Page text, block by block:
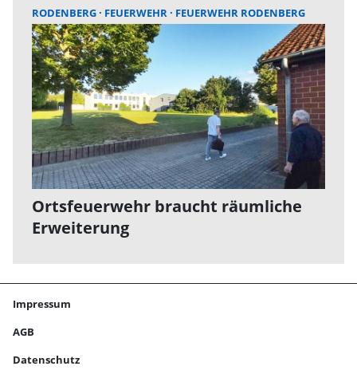
RODENBERG FEUERWEHR FEUERWEHR RODENBERG
Ortsfeuerwehr braucht räumliche
Erweiterung
Impressum
AGB
Datenschutz